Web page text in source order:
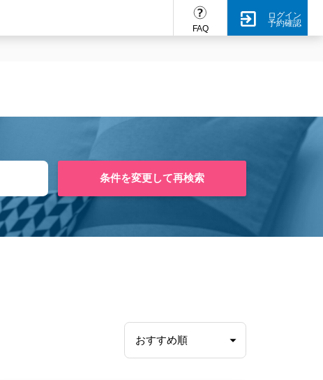
FAQ
ログイン
予約確認
条件を変更して再検索